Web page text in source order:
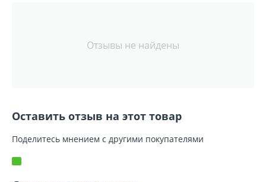
Отзывы не найдены
Оставить отзыв на этот товар
Поделитесь мнением с другими покупателями